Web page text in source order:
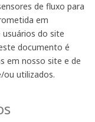
de fluxo para
em
usuários do site
documento é
em nosso site e de
ou utilizados.